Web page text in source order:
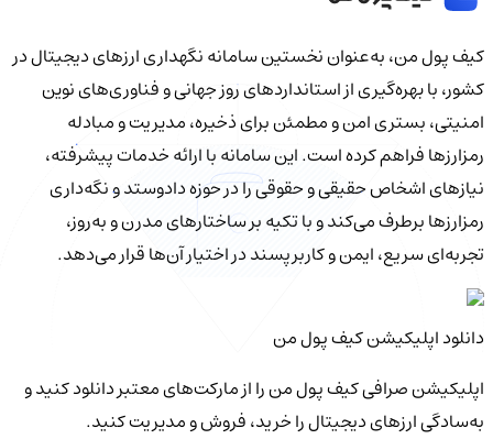
کیف‌ پول من، به‌عنوان نخستین سامانه نگهداری ارزهای دیجیتال در
کشور، با بهره‌گیری از استانداردهای روز جهانی و فناوری‌های نوین
امنیتی، بستری امن و مطمئن برای ذخیره، مدیریت و مبادله
رمزارزها فراهم کرده است. این سامانه با ارائه خدمات پیشرفته،
نیازهای اشخاص حقیقی و حقوقی را در حوزه دادوستد و نگه‌داری
رمزارزها برطرف می‌کند و با تکیه بر ساختارهای مدرن و به‌روز،
تجربه‌ای سریع، ایمن و کاربرپسند در اختیار آن‌ها قرار می‌دهد.
دانلود اپلیکیشن کیف‌ پول من
اپلیکیشن صرافی کیف پول من را از مارکت‌های معتبر دانلود کنید و
به‌سادگی ارزهای دیجیتال را خرید، فروش و مدیریت کنید.